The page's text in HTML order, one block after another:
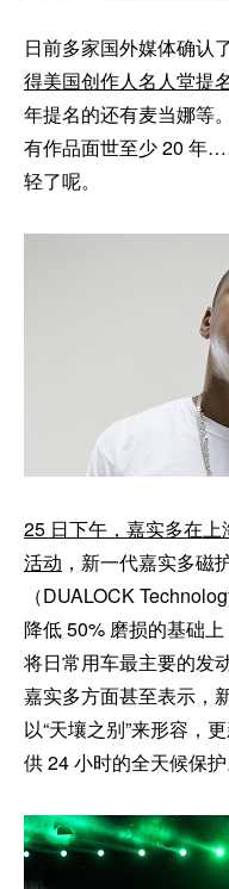
日前多家国外媒体确认
得美国创作人名人堂提
年提名的还有麦当娜等
有作品面世至少 20 年
轻了呢。
25 日下午，嘉实多在
活动 ，新一代嘉实多磁
（DUALOCK
降低 50% 磨损的基础
将日常用车最主要的发
嘉实多方面甚至表示，
以“天壤之别”来形容，
供 24 小时的全天候保护